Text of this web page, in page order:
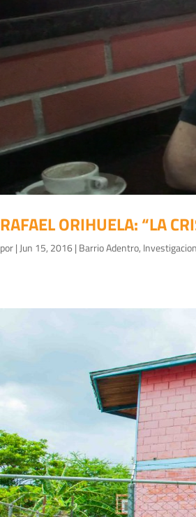
RAFAEL ORIHUELA: “LA
por| Jun 15, 2016| Barrio Adentro,